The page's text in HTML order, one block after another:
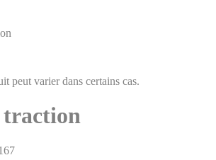
peut varier dans certains cas.
traction